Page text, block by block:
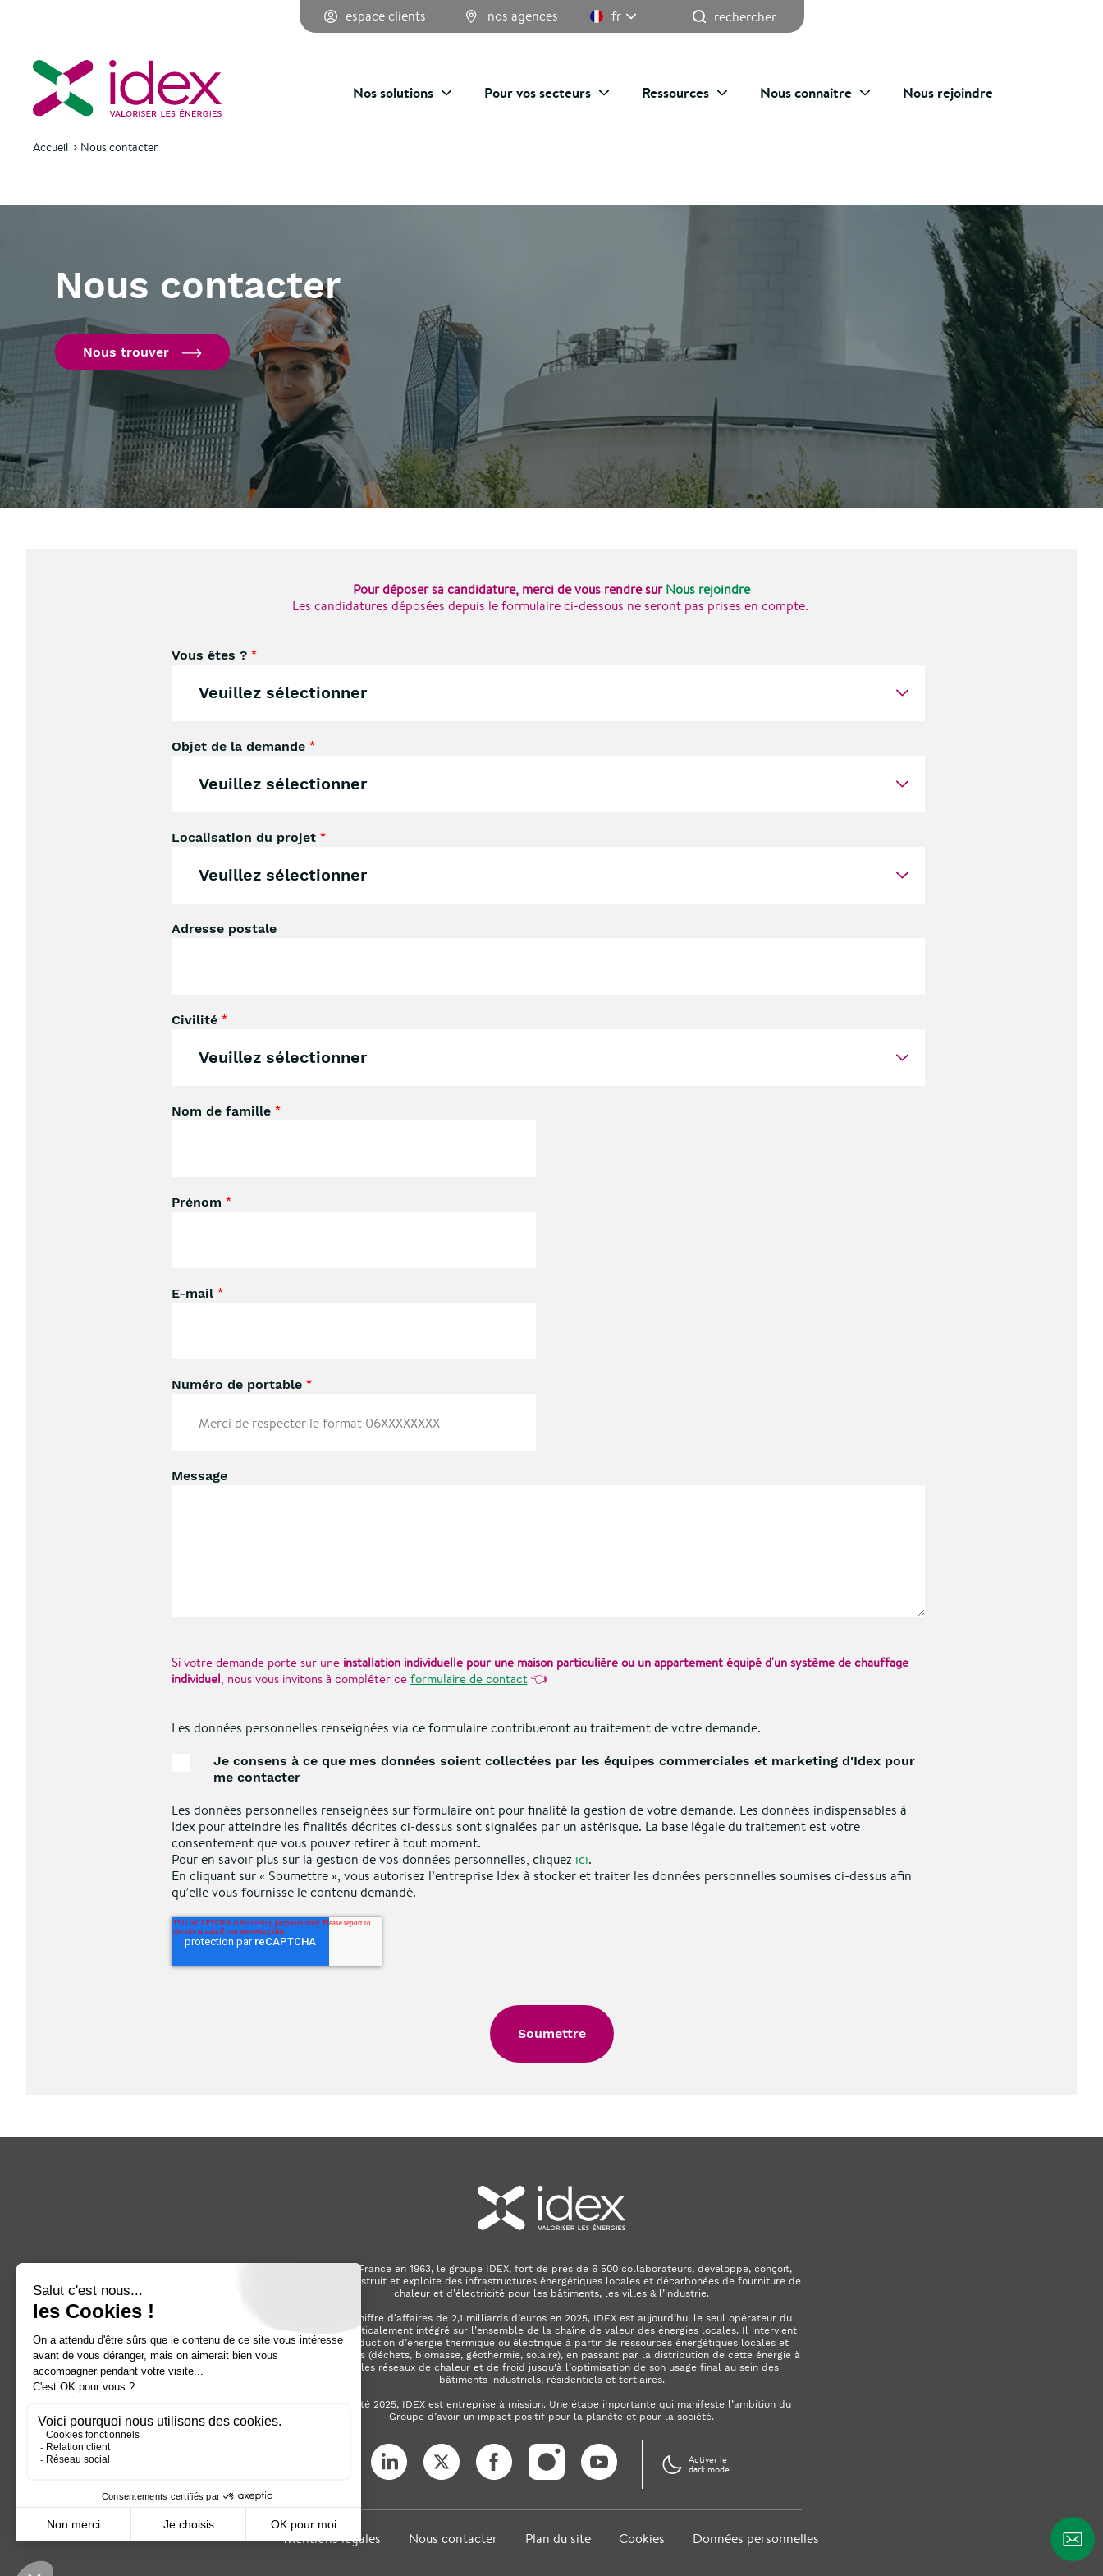
espace clients nos agences fr
Nos solutions Pour vos secteurs Ressources Nous connaître Nous rejoindre
Accueil Nous contacter
Nous contacter
Nous trouver
Pour déposer sa candidature, merci de vous rendre surNous rejoindre
Les candidatures déposées depuis le formulaire ci-dessous ne seront pas prises en compte.
Vous êtes ? *
Objet de la demande *
Localisation du projet *
Adresse postale
Civilité *
Nom de famille *
Prénom *
E-mail *
Numéro de portable *
Message
Si votre demande porte sur uneinstallation individuelle pour une maison particulière ou un appartement équipé d'un système de chauffage
individuel, nous vous invitons à compléter ce formulaire de contact 👈
Les données personnelles renseignées via ce formulaire contribueront au traitement de votre demande.
Je consens à ce que mes données soient collectées par les équipes commerciales et marketing d'Idex pour
me contacter
Les données personnelles renseignées sur formulaire ont pour finalité la gestion de votre demande. Les données indispensables à
Idex pour atteindre les finalités décrites ci-dessus sont signalées par un astérisque. La base légale du traitement est votre
consentement que vous pouvez retirer à tout moment.
Pour en savoir plus sur la gestion de vos données personnelles, cliquez ici.
En cliquant sur « Soumettre », vous autorisez l’entreprise Idex à stocker et traiter les données personnelles soumises ci-dessus afin
qu’elle vous fournisse le contenu demandé.
Fondé en France en 1963, le groupe IDEX, fort de près de 6 500 collaborateurs, développe, conçoit,
finance, construit et exploite des infrastructures énergétiques locales et décarbonées de fourniture de
chaleur et d’électricité pour les bâtiments, les villes & l’industrie.
Avec un chiffre d’affaires de 2,1 milliards d’euros en 2025, IDEX est aujourd’hui le seul opérateur du
marché verticalement intégré sur l’ensemble de la chaîne de valeur des énergies locales. Il intervient
de la production d’énergie thermique ou électrique à partir de ressources énergétiques locales et
décarbonées (déchets, biomasse, géothermie, solaire), en passant par la distribution de cette énergie à
travers les réseaux de chaleur et de froid jusqu'à l’optimisation de son usage final au sein des
bâtiments industriels, résidentiels et tertiaires.
Depuis l’été 2025, IDEX est entreprise à mission. Une étape importante qui manifeste l’ambition du
Groupe d’avoir un impact positif pour la planète et pour la société.
LinkedIn X (ex. Twitter)Facebook Instagram
Activer le
dark mode
Mentions légales Nous contacter Plan du site Cookies Données personnelles